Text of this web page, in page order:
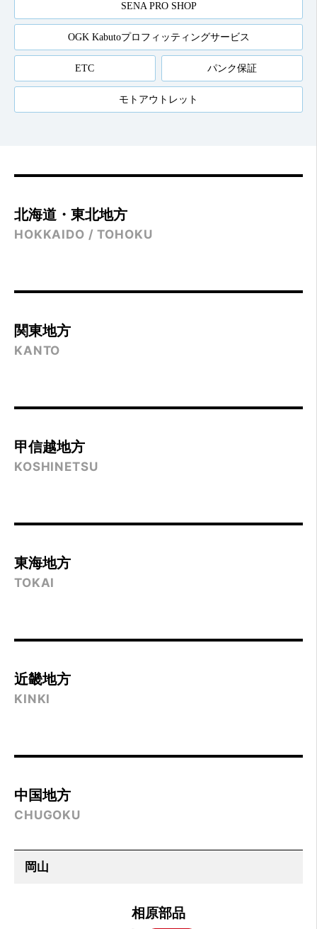
SENA PRO SHOP
OGK Kabutoプロフィッティングサービス
ETC パンク保証
モトアウトレット
北海道・東北地方
HOKKAIDO / TOHOKU
関東地方
KANTO
甲信越地方
KOSHINETSU
東海地方
TOKAI
近畿地方
KINKI
中国地方
CHUGOKU
相原部品